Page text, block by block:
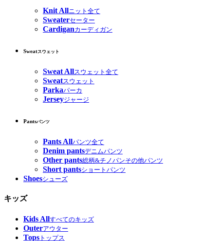
Knit Allニット全て
Sweaterセーター
Cardiganカーディガン
Sweatスウェット
Sweat Allスウェット全て
Sweatスウェット
Parkaパーカ
Jerseyジャージ
Pantsパンツ
Pants Allパンツ全て
Denim pantsデニムパンツ
Other pants総柄&チノパンその他パンツ
Short pantsショートパンツ
Shoesシューズ
キッズ
Kids Allすべてのキッズ
Outerアウター
Tops トップス